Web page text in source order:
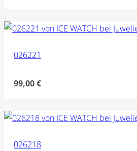
026221
99,00€
026218